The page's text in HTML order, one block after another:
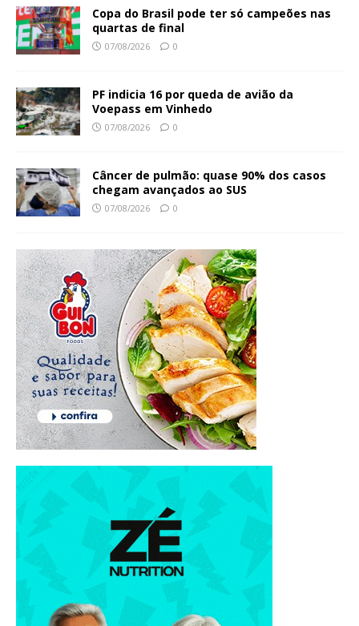
Copa do Brasil pode ter só campeões nas
quartas de final
07/08/2026 0
PF indicia 16 por queda de avião da
Voepass em Vinhedo
07/08/2026 0
Câncer de pulmão: quase 90% dos casos
chegam avançados ao SUS
07/08/2026 0